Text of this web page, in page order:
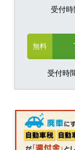
受付時
無料
受付時